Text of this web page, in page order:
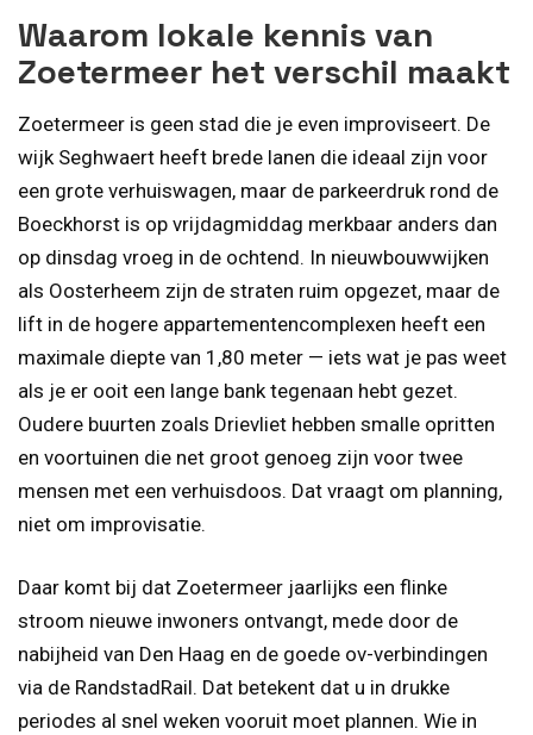
Waarom lokale kennis van
Zoetermeer het verschil maakt
Zoetermeer is geen stad die je even improviseert. De
wijk Seghwaert heeft brede lanen die ideaal zijn voor
een grote verhuiswagen, maar de parkeerdruk rond de
Boeckhorst is op vrijdagmiddag merkbaar anders dan
op dinsdag vroeg in de ochtend. In nieuwbouwwijken
als Oosterheem zijn de straten ruim opgezet, maar de
lift in de hogere appartementencomplexen heeft een
maximale diepte van 1,80 meter — iets wat je pas weet
als je er ooit een lange bank tegenaan hebt gezet.
Oudere buurten zoals Drievliet hebben smalle opritten
en voortuinen die net groot genoeg zijn voor twee
mensen met een verhuisdoos. Dat vraagt om planning,
niet om improvisatie.
Daar komt bij dat Zoetermeer jaarlijks een flinke
stroom nieuwe inwoners ontvangt, mede door de
nabijheid van Den Haag en de goede ov-verbindingen
via de RandstadRail. Dat betekent dat u in drukke
periodes al snel weken vooruit moet plannen. Wie in